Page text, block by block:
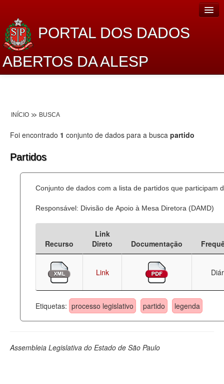
PORTAL DOS DADOS
ABERTOS DA ALESP
Lei de Acesso à Informação
Dados Governamentais Abertos
Processo Legislativo
Deputados Estaduais
Administração
Legislação
Perguntas frequentes
INÍCIO BUSCA
Foi encontrado 1 conjunto de dados para a busca partido
Partidos
Conjunto de dados com a lista de partidos que participam
Responsável: Divisão de Apoio à Mesa Diretora (DAMD)
Recurso
Link
Direto
Documentação
Link
Etiquetas: processo legislativo partido legenda
Assembleia Legislativa do Estado de São Paulo